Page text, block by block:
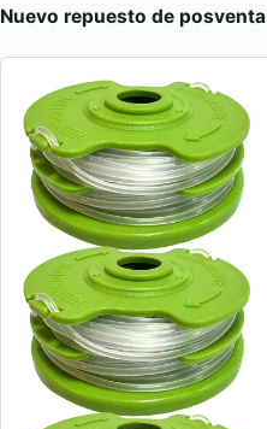
Nuevo repuesto de posventa